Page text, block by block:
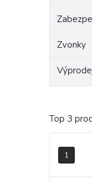
Zvonky
Top 3